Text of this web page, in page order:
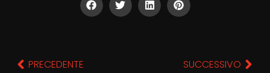
PRECEDENTE SUCCESSIVO